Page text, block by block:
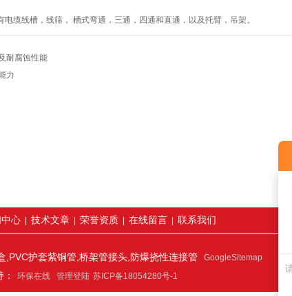
线槽，线筛， 槽式弯通，三通，四通和直通，以及托臂，吊架。
耐腐蚀性能
力
心| 技术文章| 荣誉资质| 在线留言 联系我们
护套紫铜管,桥架管接头,防爆挠性连接管 GoogleSitemap
环保在线 管理登陆 苏ICP备18054280号-1